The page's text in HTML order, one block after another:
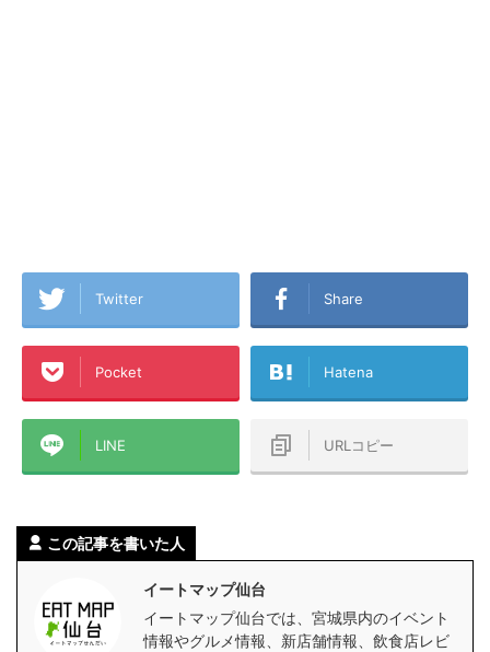
Twitter Share
Pocket Hatena
LINE URLコピー
この記事を書いた人
イートマップ仙台
イートマップ仙台では、宮城県内のイベント
情報やグルメ情報、新店舗情報、飲食店レビ